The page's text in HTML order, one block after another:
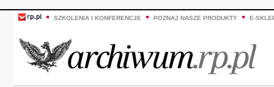
SZKOLENIA I KONFERENCJE POZNAJ NASZE PRODUKTY E-